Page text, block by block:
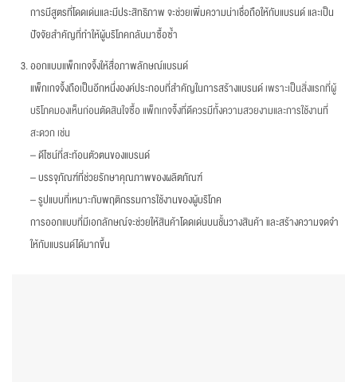
การมีสูตรที่โดดเด่นและมีประสิทธิภาพ จะช่วยเพิ่มความน่าเชื่อถือให้กับแบรนด์ และเป็น
ปัจจัยสำคัญที่ทำให้ผู้บริโภคกลับมาซื้อซ้ำ
ออกแบบแพ็กเกจจิ้งให้สื่อภาพลักษณ์แบรนด์
แพ็กเกจจิ้งถือเป็นอีกหนึ่งองค์ประกอบที่สำคัญในการสร้างแบรนด์เพราะเป็นสิ่งแรกที่ผู้
บริโภคมองเห็นก่อนตัดสินใจซื้อ แพ็กเกจจิ้งที่ดีควรมีทั้งความสวยงามและการใช้งานที่
สะดวก เช่น
– ดีไซน์ที่สะท้อนตัวตนของแบรนด์
– บรรจุภัณฑ์ที่ช่วยรักษาคุณภาพของผลิตภัณฑ์
– รูปแบบที่เหมาะกับพฤติกรรมการใช้งานของผู้บริโภค
การออกแบบที่มีเอกลักษณ์จะช่วยให้สินค้าโดดเด่นบนชั้นวางสินค้า และสร้างความจดจำ
ให้กับแบรนด์ได้มากขึ้น